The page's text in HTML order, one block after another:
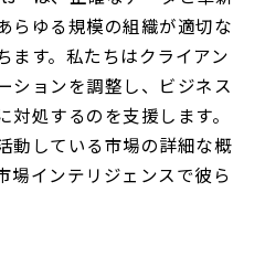
らゆる規模の組織が適切な
ます。私たちはクライアン
ションを調整し、ビジネス
処するのを支援します。
動している市場の詳細な概
場インテリジェンスで彼ら